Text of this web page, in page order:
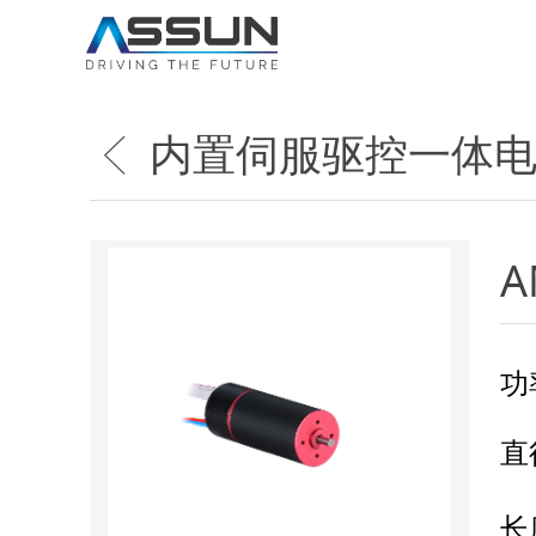
ꁣ 内置伺服驱控一体电机-